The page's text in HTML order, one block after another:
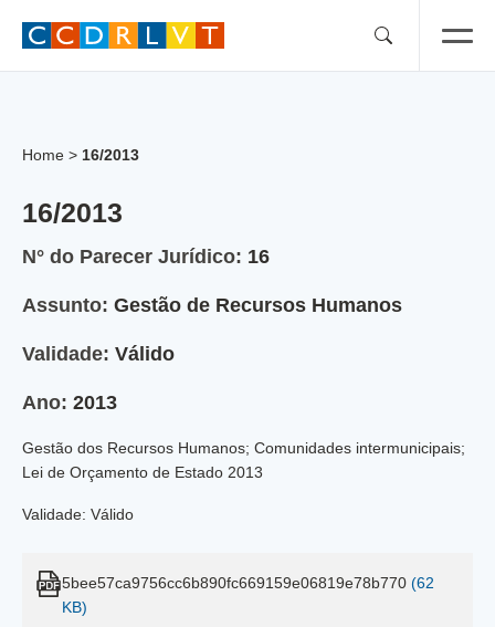
Home > 16/2013
16/2013
N° do Parecer Jurídico: 16
Assunto: Gestão de Recursos Humanos
Validade: Válido
Ano: 2013
Gestão dos Recursos Humanos; Comunidades intermunicipais;
Lei de Orçamento de Estado 2013
Validade: Válido
5bee57ca9756cc6b890fc669159e06819e78b770 (62
KB)